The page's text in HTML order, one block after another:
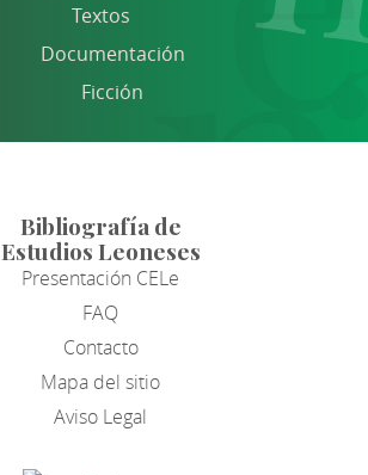
Textos
Documentación
Ficción
Bibliografía de
Estudios Leoneses
Presentación CELe
FAQ
Contacto
Mapa del sitio
Aviso Legal